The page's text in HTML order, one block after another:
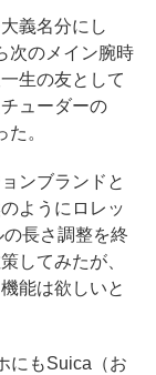
義名分にし
次のメイン腕時
生の友として
ューダーの
。
ンブランドと
ようにロレッ
長さ調整を終
してみたが、
能は欲しいと
にもSuica（お